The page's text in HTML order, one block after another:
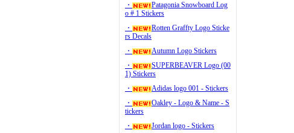
・
Patagonia Snowboard Log
o # 1 Stickers
・
Rotten Graffty Logo Sticke
rs Decals
・
Autumn Logo Stickers
・
SUPERBEAVER Logo (00
1) Stickers
・
Adidas logo 001 - Stickers
・
Oakley - Logo & Name - S
tickers
・
Jordan logo - Stickers